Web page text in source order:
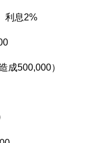
利息2%
成500,000）